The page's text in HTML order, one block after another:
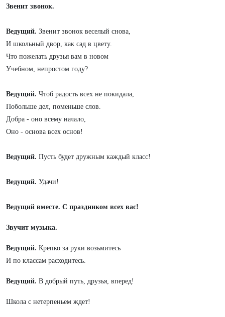
Звенит звонок.
Ведущий. Звенит звонок веселый снова,
И школьный двор, как сад в цвету.
Что пожелать друзья вам в новом
Учебном, непростом году?
Ведущий. Чтоб радость всех не покидала,
Побольше дел, поменьше слов.
Добра - оно всему начало,
Оно - основа всех основ!
Ведущий. Пусть будет дружным каждый класс!
Ведущий. Удачи!
Ведущий вместе. С праздником всех вас!
Звучит музыка.
Ведущий. Крепко за руки возьмитесь
И по классам расходитесь.
Ведущий. В добрый путь, друзья, вперед!
Школа с нетерпеньем ждет!